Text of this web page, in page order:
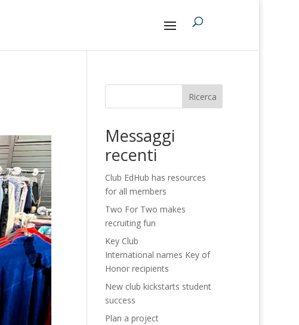
Ricerca
Messaggi
recenti
Club EdHub has resources
for all members
Two For Two makes
recruiting fun
Key Club
International names Key of
Honor recipients
New club kickstarts student
success
Plan a project